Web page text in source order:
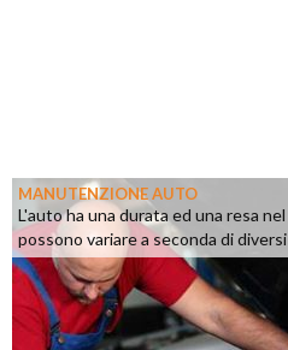
MANUTENZIONE AUTO
L'auto ha una durata ed una resa
possono variare a seconda di